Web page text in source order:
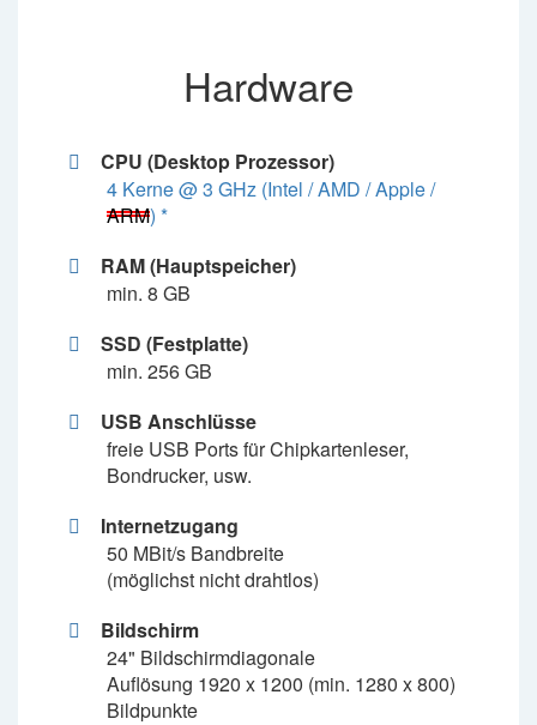
Hardware
CPU (Desktop Prozessor)
4 Kerne @ 3 GHz (Intel / AMD / Apple /
ARM) *
RAM (Hauptspeicher)
min. 8 GB
SSD (Festplatte)
min. 256 GB
USB Anschlüsse
freie USB Ports für Chipkartenleser,
Bondrucker, usw.
Internetzugang
50 MBit/s Bandbreite
(möglichst nicht drahtlos)
Bildschirm
24" Bildschirmdiagonale
Auflösung 1920 x 1200 (min. 1280 x 800)
Bildpunkte